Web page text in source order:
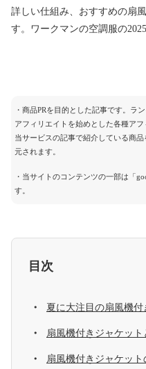
詳しい仕組み、おすすめの扇
す。ワークマンの空調服の
・商品PRを目的とした記事です。ラ
アフィリエイトを始めとした各種ア
当サービスの記事で紹介している商
元されます。
・当サイトのコンテンツの一部は「
す。
目次
夏に大注目の扇風機付
扇風機付きジャケット
扇風機付きジャケッ